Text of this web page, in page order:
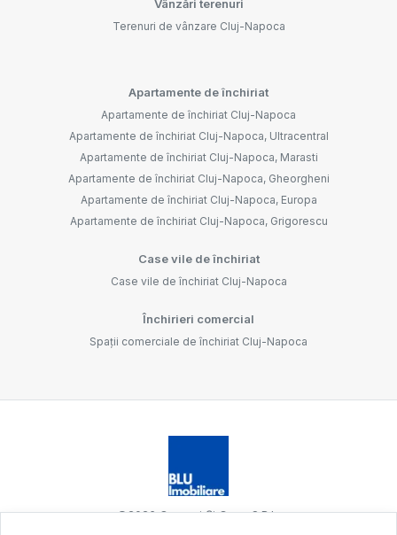
Vânzări terenuri
Terenuri de vânzare Cluj-Napoca
Apartamente de închiriat
Apartamente de închiriat Cluj-Napoca
Apartamente de închiriat Cluj-Napoca, Ultracentral
Apartamente de închiriat Cluj-Napoca, Marasti
Apartamente de închiriat Cluj-Napoca, Gheorgheni
Apartamente de închiriat Cluj-Napoca, Europa
Apartamente de închiriat Cluj-Napoca, Grigorescu
Case vile de închiriat
Case vile de închiriat Cluj-Napoca
Închirieri comercial
Spații comerciale de închiriat Cluj-Napoca
©2026Oameni Și Case S.R.L.